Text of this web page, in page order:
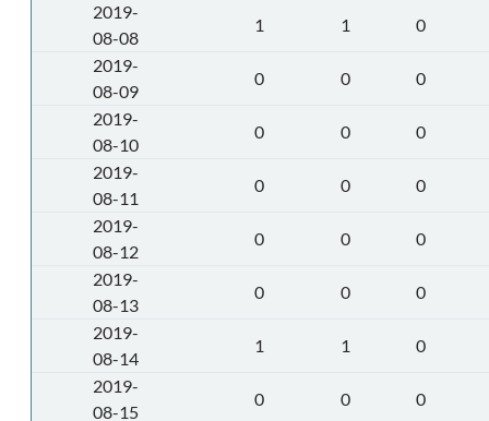
2019-
08-08
1 1
0
2019-
08-09
0 0
0
2019-
08-10
0 0
0
2019-
08-11
0 0
0
2019-
08-12
0 0
0
2019-
08-13
0 0
0
2019-
08-14
1 1
0
2019-
08-15
0 0
0